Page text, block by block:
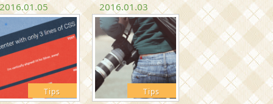
2016.01.05
Tips
2016.01.03
Tips